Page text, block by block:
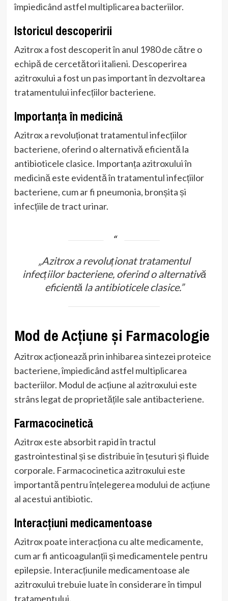
împiedicând astfel multiplicarea bacteriilor.
Istoricul descoperirii
Azitrox a fost descoperit în anul 1980 de către o
echipă de cercetători italieni. Descoperirea
azitroxului a fost un pas important în dezvoltarea
tratamentului infecțiilor bacteriene.
Importanța în medicină
Azitrox a revoluționat tratamentul infecțiilor
bacteriene, oferind o alternativă eficientă la
antibioticele clasice. Importanța azitroxului în
medicină este evidentă în tratamentul infecțiilor
bacteriene, cum ar fi pneumonia, bronșita și
infecțiile de tract urinar.
„Azitrox a revoluționat tratamentul
infecțiilor bacteriene, oferind o alternativă
eficientă la antibioticele clasice.”
Mod de Acțiune și Farmacologie
Azitrox acționează prin inhibarea sintezei proteice
bacteriene, împiedicând astfel multiplicarea
bacteriilor. Modul de acțiune al azitroxului este
strâns legat de proprietățile sale antibacteriene.
Farmacocinetică
Azitrox este absorbit rapid în tractul
gastrointestinal și se distribuie în țesuturi și fluide
corporale. Farmacocinetica azitroxului este
importantă pentru înțelegerea modului de acțiune
al acestui antibiotic.
Interacțiuni medicamentoase
Azitrox poate interacționa cu alte medicamente,
cum ar fi anticoagulanții și medicamentele pentru
epilepsie. Interacțiunile medicamentoase ale
azitroxului trebuie luate în considerare în timpul
tratamentului.